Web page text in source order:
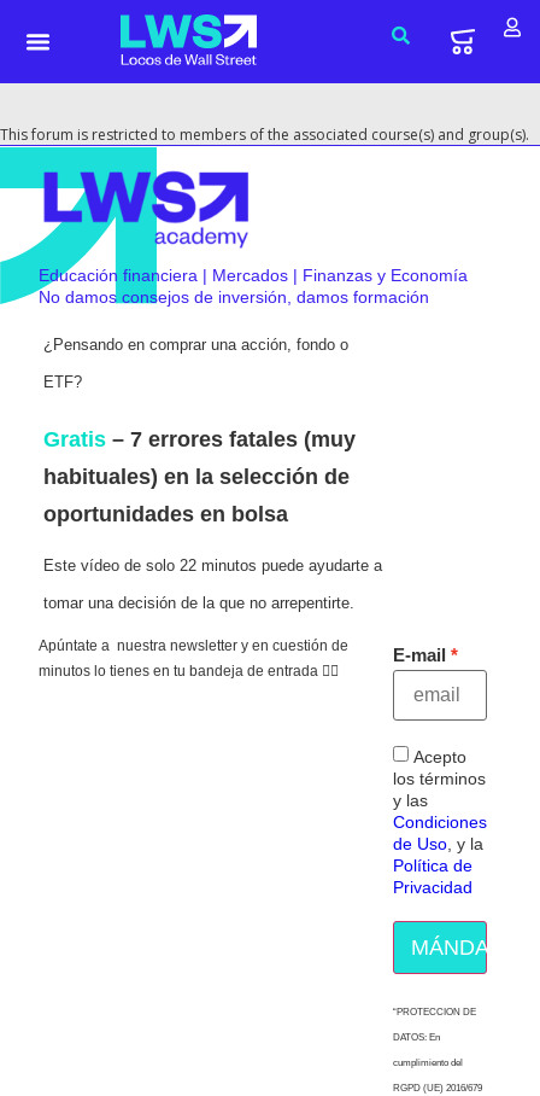
This forum is restricted to members of the associated course(s) and group(s).
Educación financiera | Mercados | Finanzas y Economía
No damos consejos de inversión, damos formación
¿Pensando en comprar una acción, fondo o
ETF?
Gratis – 7 errores fatales (muy
habituales) en la selección de
oportunidades en bolsa
Este vídeo de solo 22 minutos puede ayudarte a
tomar una decisión de la que no arrepentirte.
Apúntate a nuestra newsletter y en cuestión de
minutos lo tienes en tu bandeja de entrada 👇🏻
E-mail
Acepto
los términos
y las
Condiciones
de Uso, y la
Política de
Privacidad
MÁNDAME
“PROTECCION DE
DATOS: En
cumplimiento del
RGPD (UE) 2016/679